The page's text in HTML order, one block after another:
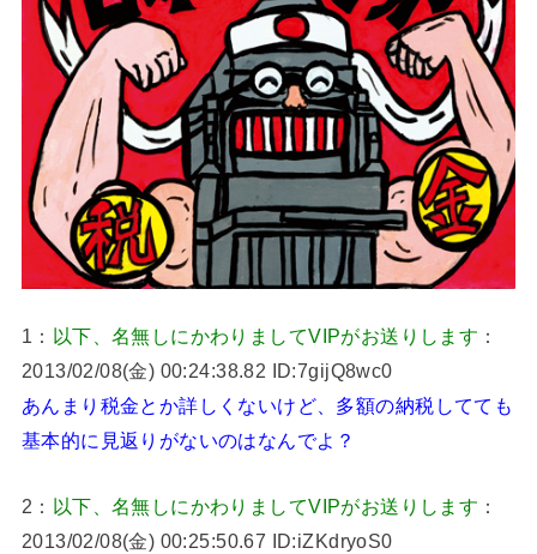
1： 以下、名無しにかわりましてVIPがお送りします ：
2013/02/08(金) 00:24:38.82 ID:7gijQ8wc0
あんまり税金とか詳しくないけど、多額の納税してても
基本的に見返りがないのはなんでよ？
2： 以下、名無しにかわりましてVIPがお送りします ：
2013/02/08(金) 00:25:50.67 ID:iZKdryoS0